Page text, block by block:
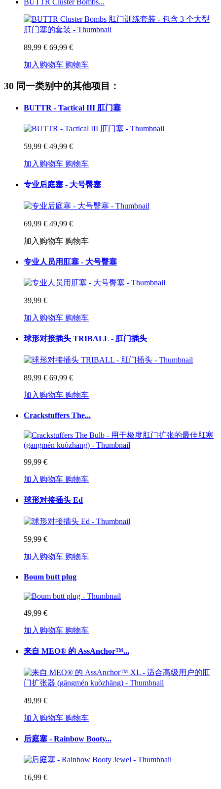
89,99 € 69,99 €
加入购物车 购物车
30 同一类别中的其他项目：
BUTTR - Tactical III 肛门塞
59,99 € 49,99 €
加入购物车 购物车
专业后庭塞 - 大号臀塞
69,99 € 49,99 €
加入购物车 购物车
专业人员用肛塞 - 大号臀塞
39,99 €
加入购物车 购物车
球形对接插头 TRIBALL - 肛门插头
89,99 € 69,99 €
加入购物车 购物车
Crackstuffers The...
99,99 €
加入购物车 购物车
球形对接插头 Ed
59,99 €
加入购物车 购物车
Boum butt plug
49,99 €
加入购物车 购物车
来自 MEO® 的 AssAnchor™...
49,99 €
加入购物车 购物车
后庭塞 - Rainbow Booty...
16,99 €